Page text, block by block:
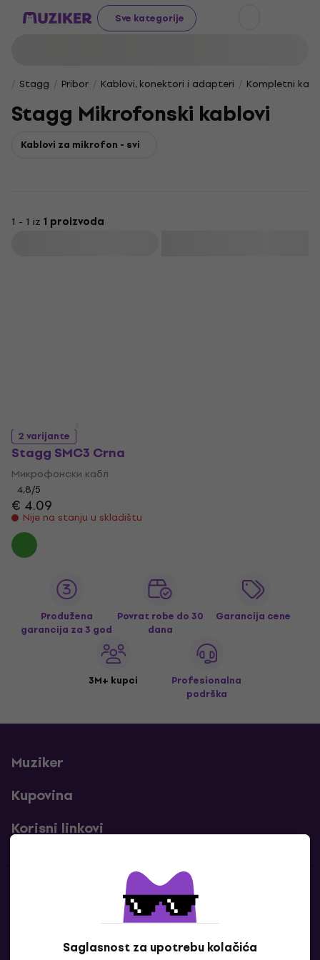
Sve kategorije
Saglasnost za upotrebu kolačića
Stagg Pribor Kablovi, konektori i adapteri Kompletni
Stagg Mikrofonski kablovi
Kablovi za mikrofon - svi
1 - 1 iz 1 proizvoda
2 varijante
Stagg SMC3 Crna
Микрофонски кабл
4,8/5
€ 4.09
Nije na stanju u skladištu
Produžena
garancija za 3 god
Povrat robe do 30
dana
Garancija cene
3M+ kupci
Profesionalna
podrška
Muziker
Kupovina
Korisni linkovi
Kontakti
Kontaktiraj nas